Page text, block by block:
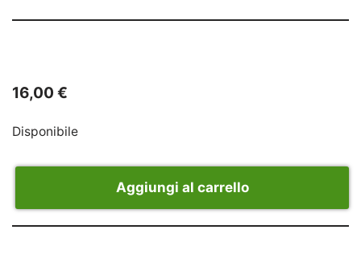
16,00 €
Disponibile
Aggiungi al carrello